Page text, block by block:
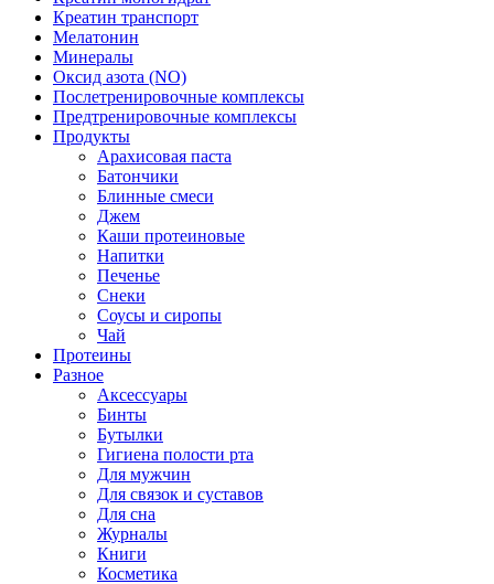
Креатин транспорт
Мелатонин
Минералы
Оксид азота (NO)
Послетренировочные комплексы
Предтренировочные комплексы
Продукты
Арахисовая паста
Батончики
Блинные смеси
Джем
Каши протеиновые
Напитки
Печенье
Снеки
Соусы и сиропы
Чай
Протеины
Разное
Аксессуары
Бинты
Бутылки
Гигиена полости рта
Для мужчин
Для связок и суставов
Для сна
Журналы
Книги
Косметика